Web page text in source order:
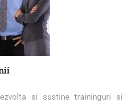
si sustine traininguri si